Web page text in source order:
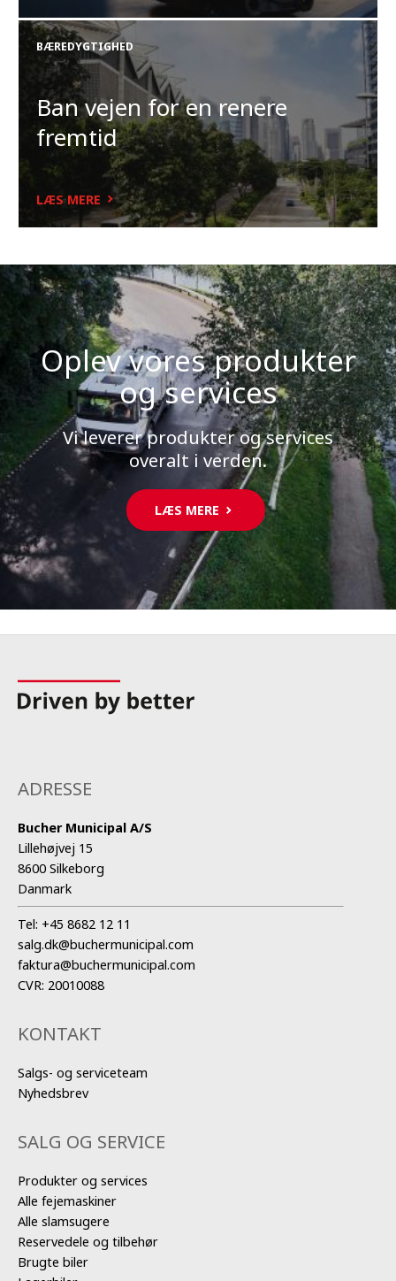
BÆREDYGTIGHED
Ban vejen for en renere
fremtid
LÆS MERE
Oplev vores produkter
og services
Vi leverer produkter og services
overalt i verden.
LÆS MERE
ADRESSE
Bucher Municipal A/S
Lillehøjvej 15
8600 Silkeborg
Danmark
Tel: +45 8682 12 11
salg.dk@buchermunicipal.com
faktura@buchermunicipal.com
CVR: 20010088
KONTAKT
Salgs- og serviceteam
Nyhedsbrev
SALG OG SERVICE
Produkter og services
Alle fejemaskiner
Alle slamsugere
Reservedele og tilbehør
Brugte biler